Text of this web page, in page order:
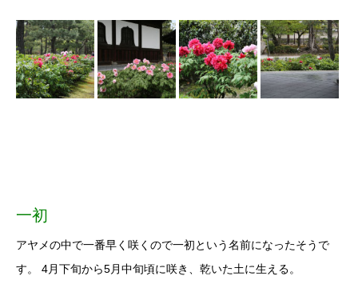
一初
アヤメの中で一番早く咲くので一初という名前になったそうで
す。 4月下旬から5月中旬頃に咲き、乾いた土に生える。